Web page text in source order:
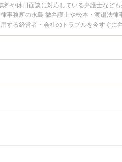
や休日面談に対応している弁護士など
事務所の永島 徹弁護士や松本・渡邉法
る経営者・会社のトラブルを今すぐに
用する経営者・会社を法律相談できる町